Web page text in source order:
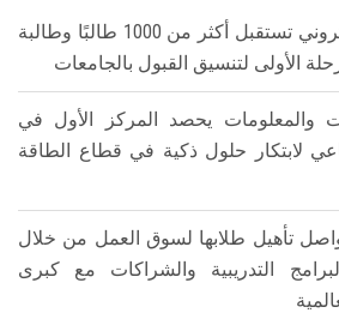
معامل التنسيق الإلكتروني تستقبل أكثر من 1000 طالبًا وطالبة
الأولى لتنسيق القبول بالجامعات
والمعلومات يحصد المركز الأول في
لابتكار حلول ذكية في قطاع الطاقة
تأهيل طلابها لسوق العمل من خلال
التدريبية والشراكات مع كبرى